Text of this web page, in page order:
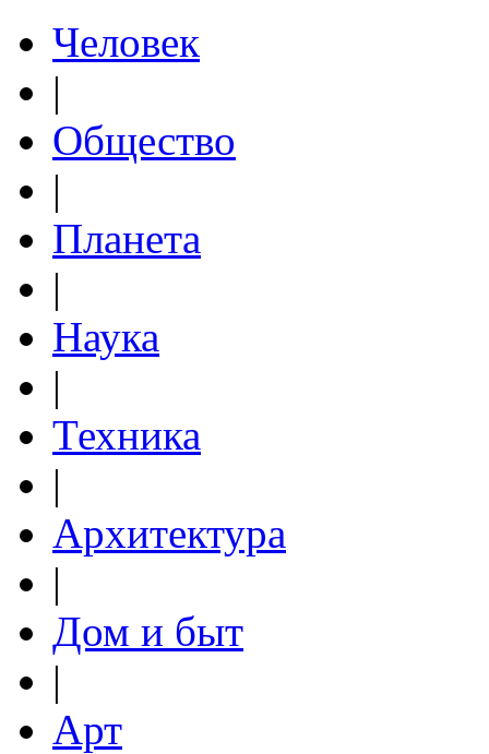
Человек
|
Общество
|
Планета
|
Наука
|
Техника
|
Архитектура
|
Дом и быт
|
Арт